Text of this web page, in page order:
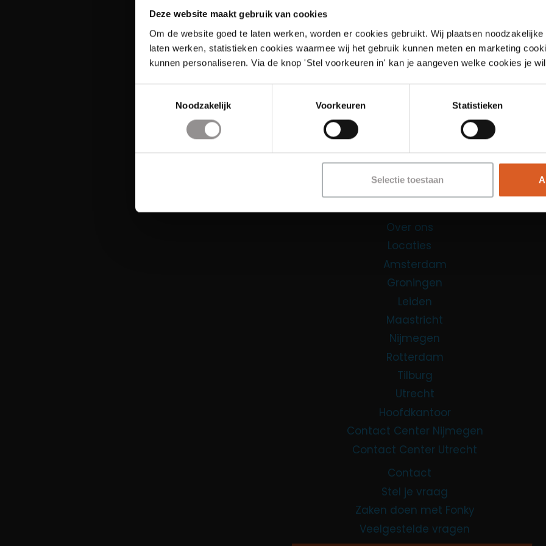
Deze website maakt gebruik van cookies
Om de website goed te laten werken, worden er cookies gebruikt. Wij plaatsen
laten werken, statistieken cookies waarmee wij het gebruik kunnen meten en marketing
kunnen personaliseren. Via de knop 'Stel voorkeuren in' kan je aangeven welke cookies je
Noodzakelijk
Voorkeuren Statistieken
Selectie toestaan
Contact Center Agent
Promotiemedewerker
Over ons
Locaties
Amsterdam
Groningen
Leiden
Maastricht
Nijmegen
Rotterdam
Tilburg
Utrecht
Hoofdkantoor
Contact Center Nijmegen
Contact Center Utrecht
Contact
Stel je vraag
Zaken doen met Fonky
Veelgestelde vragen